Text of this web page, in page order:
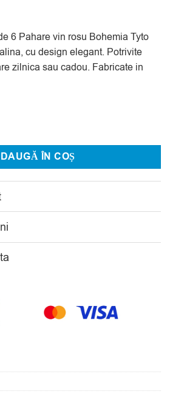
6 Pahare vin rosu Bohemia Tyto
cu design elegant. Potrivite
zilnica sau cadou. Fabricate in
Rosu Bohemia Tyto 450 ml
ÎN COȘ